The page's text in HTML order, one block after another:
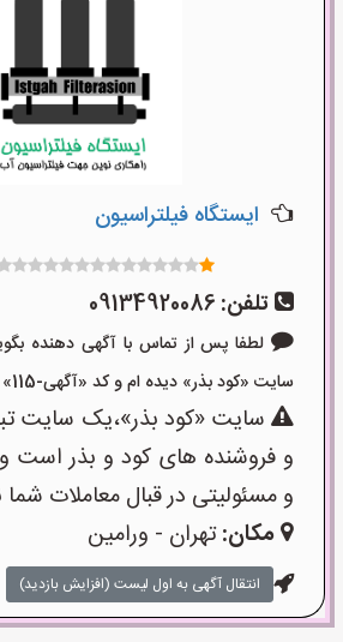
ایستگاه فیلتراسیون
تلفن: 09134920086
لطفا پس از تماس با آگهی دهنده
سایت «کود بذر» دیده ام و کد «آگهی-115» را اعلام کنید»
سایت «کود بذر»،یک سایت
و فروشنده های کود و بذر است
و مسئولیتی در قبال معاملات شما
مکان:تهران - ورامین
انتقال آگهی به اول لیست (افزایش بازدید)